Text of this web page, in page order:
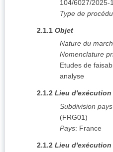
104/6027/2025-
Type de
2.1.1 Objet
Nature du
Nomenclature
Etudes de
analyse
2.1.2 Lieu d'exécution
Subdivision
(FRG01)
Pays: France
2.1.2 Lieu d'exécution